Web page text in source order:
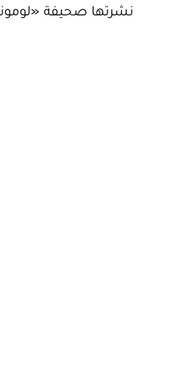
نشرتها صحيفة